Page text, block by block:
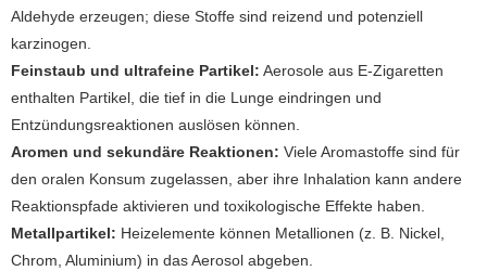
Aldehyde erzeugen; diese Stoffe sind reizend und potenziell
karzinogen.
Feinstaub und ultrafeine Partikel: Aerosole aus E-Zigaretten
enthalten Partikel, die tief in die Lunge eindringen und
Entzündungsreaktionen auslösen können.
Aromen und sekundäre Reaktionen: Viele Aromastoffe sind für
den oralen Konsum zugelassen, aber ihre Inhalation kann andere
Reaktionspfade aktivieren und toxikologische Effekte haben.
Metallpartikel: Heizelemente können Metallionen (z. B. Nickel,
Chrom, Aluminium) in das Aerosol abgeben.